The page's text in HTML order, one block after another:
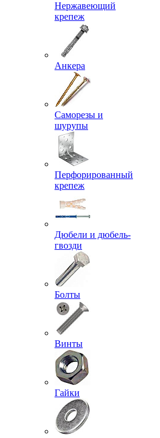
Нержавеющий
крепеж
Анкера
Саморезы и
шурупы
Перфорированный
крепеж
Дюбели и дюбель-
гвозди
Болты
Винты
Гайки